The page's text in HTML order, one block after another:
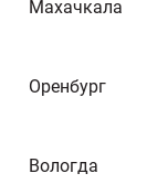
Махачкала
Оренбург
Вологда